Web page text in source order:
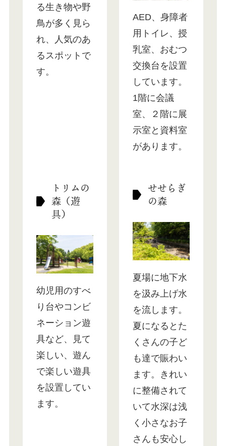
る生き物や野
鳥が多く見ら
れ、人気のあ
るスポットで
す。
AED、身障者
用トイレ、授
乳室、おむつ
交換台を設置
しています。
1階に会議
室、２階に展
示室と資料室
があります。
トリムの
森（遊
具）
幼児用のすべ
り台やコンビ
ネーション遊
具など、見て
楽しい、遊ん
で楽しい遊具
を設置してい
ます。
せせらぎ
の森
夏場に地下水
を汲み上げ水
を流します。
夏になるとた
くさんの子ど
も達で賑わい
ます。きれい
に整備されて
いて水深は浅
く小さなお子
さんも安心し